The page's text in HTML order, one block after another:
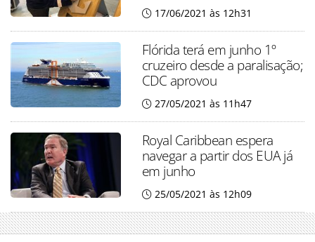
17/06/2021 às 12h31
Flórida terá em junho 1º
cruzeiro desde a paralisação;
CDC aprovou
27/05/2021 às 11h47
Royal Caribbean espera
navegar a partir dos EUA já
em junho
25/05/2021 às 12h09